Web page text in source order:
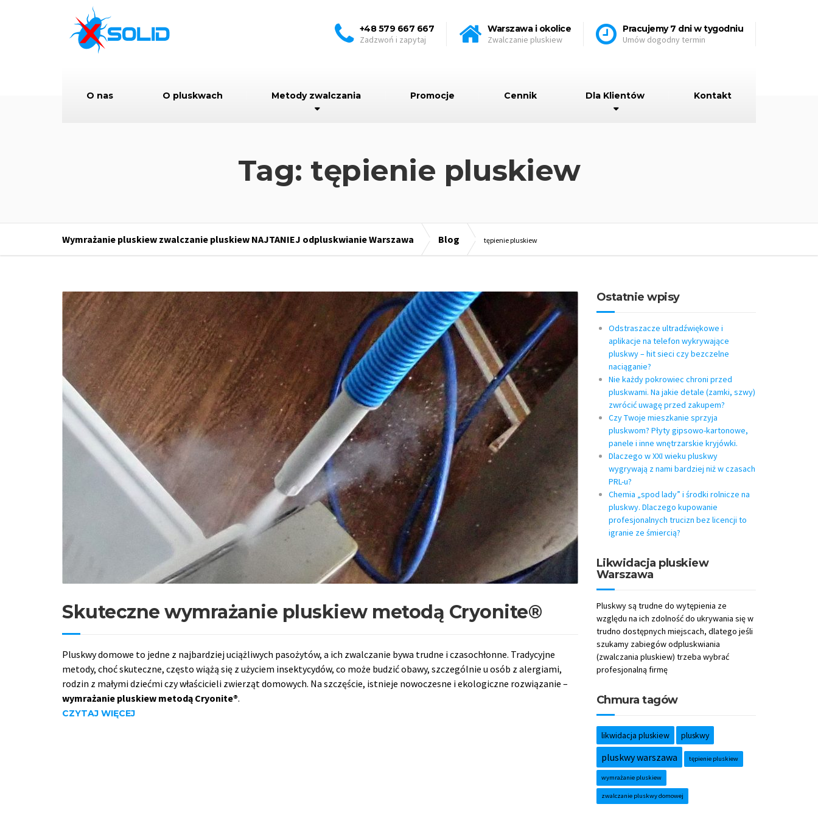
+48 579 667 667
Zadzwoń i zapytaj
Warszawa i okolice
Zwalczanie pluskiew
Pracujemy 7 dni w tygodniu
Umów dogodny termin
O nas O pluskwach Metody zwalczania Promocje Cennik Dla Klientów Kontakt
Tag: tępienie pluskiew
Wymrażanie pluskiew zwalczanie pluskiew NAJTANIEJ odpluskwianie Warszawa Blog tępienie pluskiew
Skuteczne wymrażanie pluskiew metodą Cryonite®
Pluskwy domowe to jedne z najbardziej uciążliwych pasożytów, a ich zwalczanie bywa trudne i czasochłonne. Tradycyjne
metody, choć skuteczne, często wiążą się z użyciem insektycydów, co może budzić obawy, szczególnie u osób z alergiami,
rodzin z małymi dziećmi czy właścicieli zwierząt domowych. Na szczęście, istnieje nowoczesne i ekologiczne rozwiązanie –
wymrażanie pluskiew metodą Cryonite®.
CZYTAJ WIĘCEJ
Ostatnie wpisy
Odstraszacze ultradźwiękowe i
aplikacje na telefon wykrywające
pluskwy – hit sieci czy bezczelne
naciąganie?
Nie każdy pokrowiec chroni przed
pluskwami. Na jakie detale (zamki, szwy)
zwrócić uwagę przed zakupem?
Czy Twoje mieszkanie sprzyja
pluskwom? Płyty gipsowo-kartonowe,
panele i inne wnętrzarskie kryjówki.
Dlaczego w XXI wieku pluskwy
wygrywają z nami bardziej niż w czasach
PRL-u?
Chemia „spod lady” i środki rolnicze na
pluskwy. Dlaczego kupowanie
profesjonalnych trucizn bez licencji to
igranie ze śmiercią?
Likwidacja pluskiew
Warszawa
Pluskwy są trudne do wytępienia ze
względu na ich zdolność do ukrywania się w
trudno dostępnych miejscach, dlatego jeśli
szukamy zabiegów odpluskwiania
(zwalczania pluskiew) trzeba wybrać
profesjonalną firmę
Chmura tagów
likwidacja pluskiew pluskwy
pluskwy warszawa tępienie pluskiew
wymrażanie pluskiew
zwalczanie pluskwy domowej